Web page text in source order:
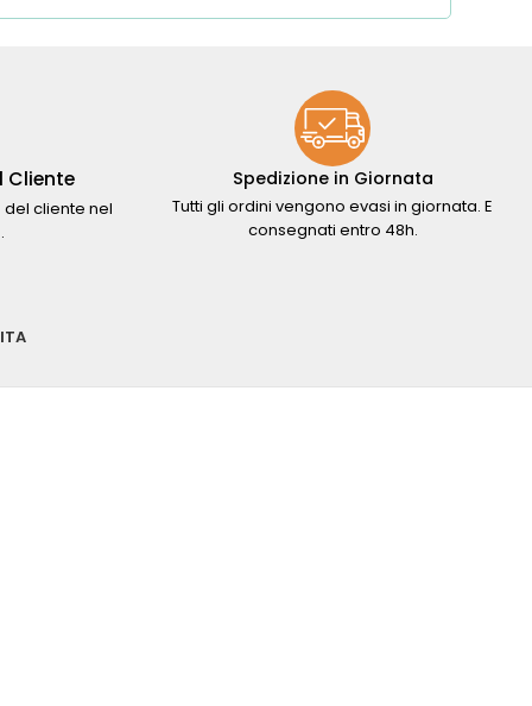
Cliente
cliente nel
Spedizione in Giornata
Tutti gli ordini vengono evasi in giornata. E
consegnati entro 48h.